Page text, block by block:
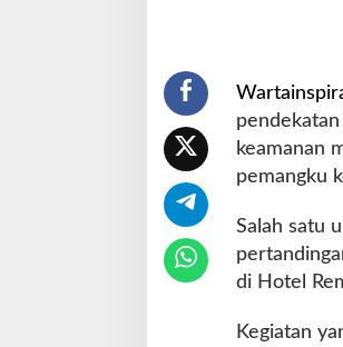
a
m
s
l
R
n
k
keamanan
pemangku
Salah satu
di Hotel
Kegiatan